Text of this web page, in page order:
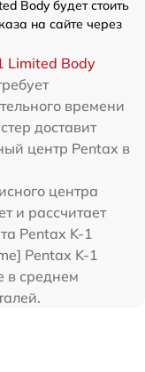
Body будет стоить
на сайте через
Limited Body
времени
доставит
центр Pentax в
центра
и рассчитает
Pentax K-1
Pentax K-1
в среднем